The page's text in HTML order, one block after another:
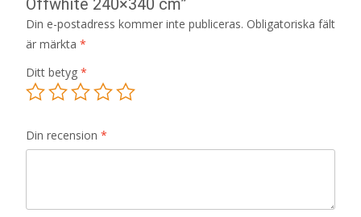
Offwhite 240×340 cm”
Din e-postadress kommer inte publiceras. Obligatoriska fält
är märkta *
Ditt betyg *
Din recension *